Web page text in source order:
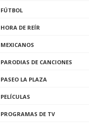
FÚTBOL
HORA DE REÍR
MEXICANOS
PARODIAS DE CANCIONES
PASEO LA PLAZA
PELÍCULAS
PROGRAMAS DE TV